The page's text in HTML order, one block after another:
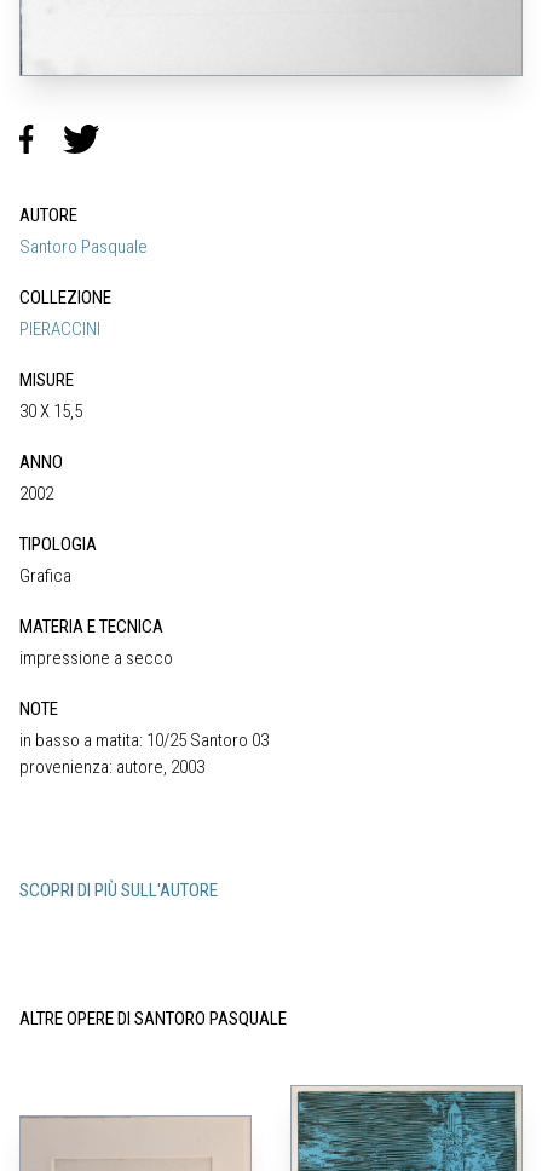
AUTORE
Santoro Pasquale
COLLEZIONE
PIERACCINI
MISURE
30 X 15,5
ANNO
2002
TIPOLOGIA
Grafica
MATERIA E TECNICA
impressione a secco
NOTE
in basso a matita: 10/25 Santoro 03
provenienza: autore, 2003
SCOPRI DI PIÙ SULL'AUTORE
ALTRE OPERE DI SANTORO PASQUALE